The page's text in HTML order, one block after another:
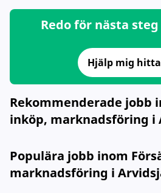
Redo för nästa
Hjälp mig
Rekommenderade jobb
inköp, marknadsföring i
Populära jobb inom
marknadsföring i